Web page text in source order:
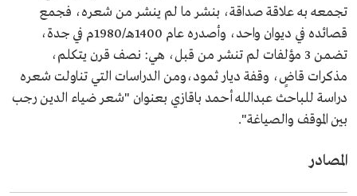
تجمعه به علاقة صداقة، بنشر ما لم ينشر من شعره، فجمع
قصائده في ديوان واحد، وأصدره عام 1400هـ/1980م في جدة،
تضمن 3 مؤلفات لم تنشر من قبل، هي: نصف قرن يتكلم،
مذكرات قاضٍ، وقفة ديار ثمود،ومن الدراسات التي تناولت شعره
دراسة للباحث عبدالله أحمد باقازي بعنوان "شعر ضياء الدين رجب
بين الموقف والصياغة".
المصادر